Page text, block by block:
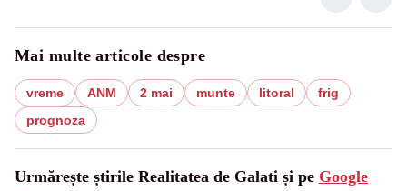
Mai multe articole despre
vreme ANM 2 mai munte litoral
frig
prognoza
Urmărește știrile Realitatea de Galati și pe Google